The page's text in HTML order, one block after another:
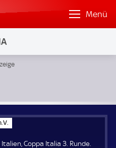
Menü
.
.
Coppa Italia 3. Runde.